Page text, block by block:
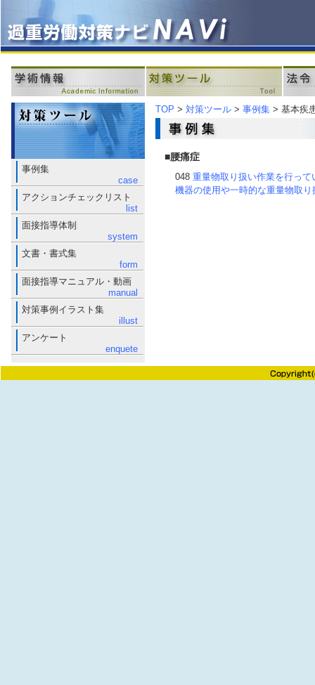
事例集
case
アクションチェックリスト
list
面接指導体制
system
文書・書式集
form
面接指導マニュアル・動画
manual
対策事例イラスト集
illust
アンケート
enquete
TOP > 対策ツール > 事例集 > 基本疾
■腰痛症
048 重量物取り扱い作業を行っ
機器の使用や一時的な重量物取